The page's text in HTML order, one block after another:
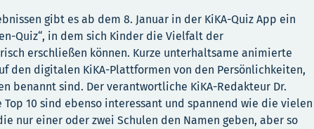
gibt es ab dem 8. Januar in der KiKA-Quiz App ein
Quiz“, in dem sich Kinder die Vielfalt der
erschließen können. Kurze unterhaltsame animierte
den digitalen KiKA-Plattformen von den Persönlichkeiten,
benannt sind. Der verantwortliche KiKA-Redakteur Dr.
Top 10 sind ebenso interessant und spannend wie die vielen
nur einer oder zwei Schulen den Namen geben, aber so